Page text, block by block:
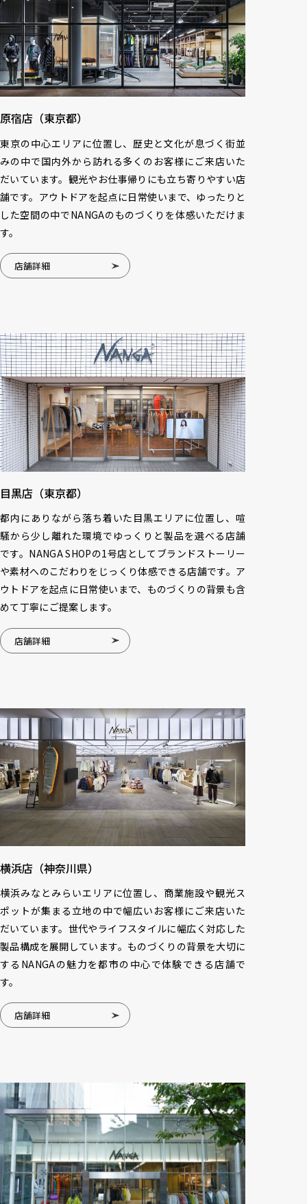
原宿店（東京都）
東京の中心エリアに位置し、歴史と文化が息づく街並
みの中で国内外から訪れる多くのお客様にご来店いた
だいています。観光やお仕事帰りにも立ち寄りやすい店
舗です。アウトドアを起点に日常使いまで、ゆったりと
した空間の中でNANGAのものづくりを体感いただけま
す。
店舗詳細
目黒店（東京都）
都内にありながら落ち着いた目黒エリアに位置し、喧
騒から少し離れた環境でゆっくりと製品を選べる店舗
です。NANGA SHOPの1号店としてブランドストーリー
や素材へのこだわりをじっくり体感できる店舗です。ア
ウトドアを起点に日常使いまで、ものづくりの背景も含
めて丁寧にご提案します。
店舗詳細
横浜店（神奈川県）
横浜みなとみらいエリアに位置し、商業施設や観光ス
ポットが集まる立地の中で幅広いお客様にご来店いた
だいています。世代やライフスタイルに幅広く対応した
製品構成を展開しています。ものづくりの背景を大切に
するNANGAの魅力を都市の中心で体験できる店舗で
す。
店舗詳細